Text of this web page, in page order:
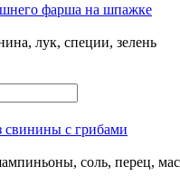
фарша на шпажке
лук, специи, зелень
с грибами
соль, перец,